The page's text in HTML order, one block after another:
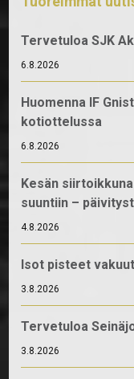
Tervetuloa SJK
6.8.2026
Huomenna IF
kotiottelussa
6.8.2026
Kesän
suuntiin –
4.8.2026
Isot pisteet
3.8.2026
Tervetuloa
3.8.2026